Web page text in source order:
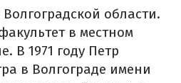
области.
в местном
В 1971 году Петр
в Волгограде имени